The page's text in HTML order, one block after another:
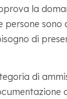
la
di
di